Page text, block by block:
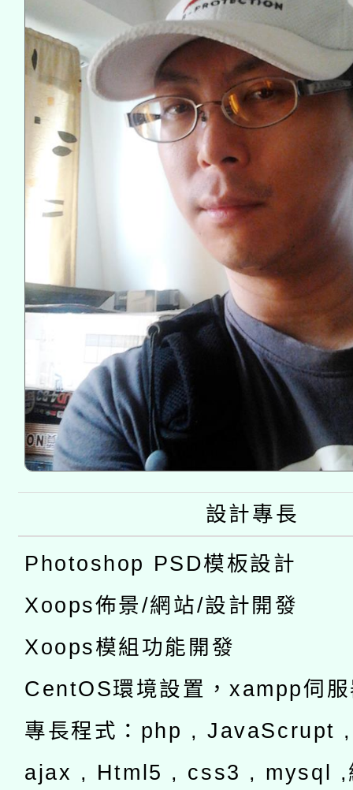
設計專長
Photoshop PSD模板設計
Xoops佈景/網站/設計開發
Xoops模組功能開發
CentOS環境設置，xampp伺
專長程式：php , JavaScrupt
ajax , Html5 , css3 , mysql ,